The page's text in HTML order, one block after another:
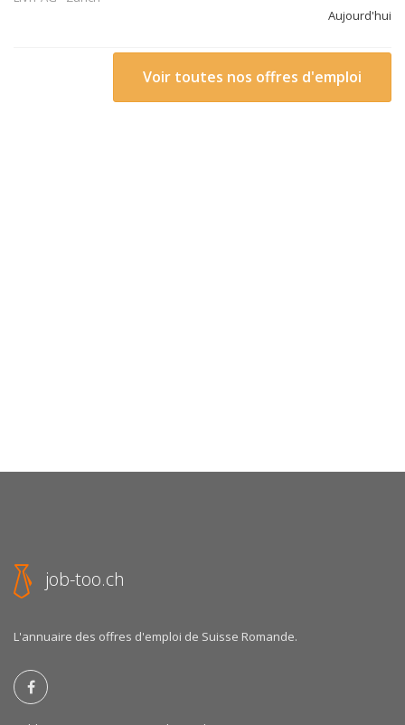
Aujourd'hui
Voir toutes nos offres d'emploi
job-too.ch
L'annuaire des offres d'emploi de Suisse Romande.